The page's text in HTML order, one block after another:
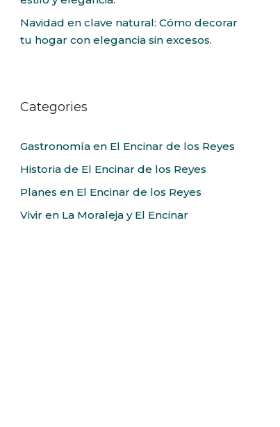
Navidad en clave natural: Cómo decorar
tu hogar con elegancia sin excesos.
Categories
Gastronomía en El Encinar de los Reyes
Historia de El Encinar de los Reyes
Planes en El Encinar de los Reyes
Vivir en La Moraleja y El Encinar